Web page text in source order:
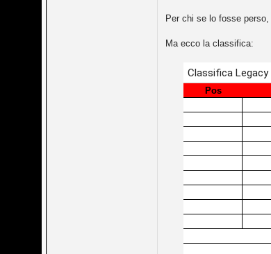
Per chi se lo fosse
Ma ecco la classifica: